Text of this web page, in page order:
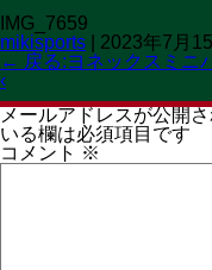
CLOSED
IMG_7659
mikisports
2023年7月
← 戻る:ヨネックスミニ
‹
コメントを残す
メールアドレスが公開
いる欄は必須項目です
コメント ※